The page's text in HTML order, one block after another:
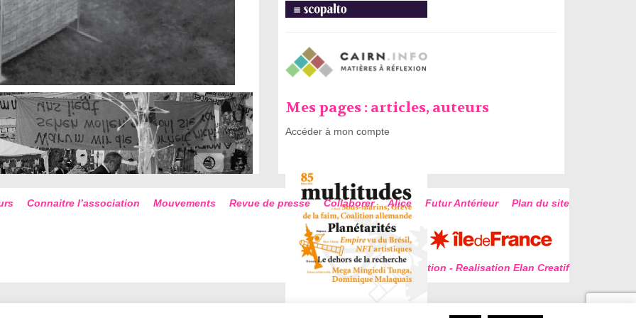
Mes pages : articles, auteurs
Accéder à mon compte
Connaitre l’association Mouvements Revue de presse Collaborer Alice Futur Antérieur Plan du site
Conception - Realisation Elan Creatif